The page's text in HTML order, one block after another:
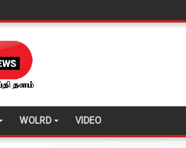
அறிவிக்க 5 தொலைபேசி இலக்கங்கள்!
தயார்! - பங்களாதேஷில் மீண்டும் பதற்றம்!
WOLRD VIDEO